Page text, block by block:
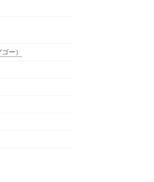
ー）